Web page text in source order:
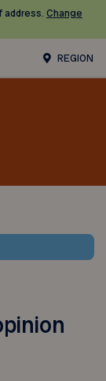
address. Change
REGION